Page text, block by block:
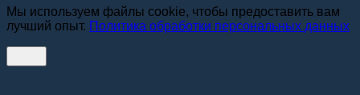
Мы используем файлы cookie, чтобы предоставить вам
лучший опыт. Политика обработки персональных данных